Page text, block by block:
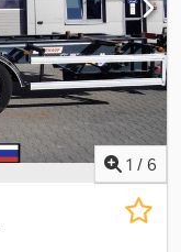
1 / 6